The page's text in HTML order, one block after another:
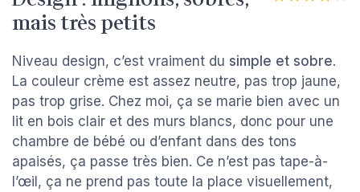
mais très petits
Niveau design, c’est vraiment du simple et sobre.
La couleur crème est assez neutre, pas trop jaune,
pas trop grise. Chez moi, ça se marie bien avec un
lit en bois clair et des murs blancs, donc pour une
chambre de bébé ou d’enfant dans des tons
apaisés, ça passe très bien. Ce n’est pas tape-à-
l’œil, ça ne prend pas toute la place visuellement,